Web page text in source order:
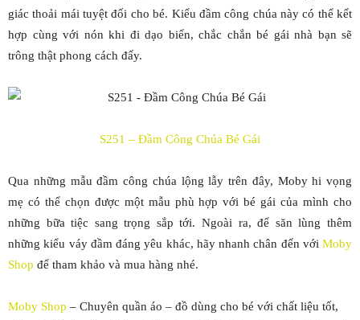
giác thoải mái tuyệt đối cho bé. Kiểu đầm công chúa này có thể kết
hợp cùng với nón khi đi dạo biển, chắc chắn bé gái nhà bạn sẽ
trông thật phong cách đấy.
S251 – Đầm Công Chúa Bé Gái
Qua những mẫu đầm công chúa lộng lẫy trên đây, Moby hi vọng
mẹ có thể chọn được một mẫu phù hợp với bé gái của mình cho
những bữa tiệc sang trọng sắp tới. Ngoài ra, để săn lùng thêm
những kiểu váy đầm đáng yêu khác, hãy nhanh chân đến với Moby
Shop để tham khảo và mua hàng nhé.
Moby Shop – Chuyên quần áo – đồ dùng cho bé với chất liệu tốt,